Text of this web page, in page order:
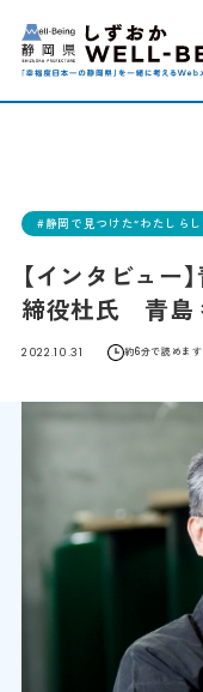
静岡で見つけた“わたしら
【インタビュ
締役杜氏 青島
2022.10.31 約6分で読めます